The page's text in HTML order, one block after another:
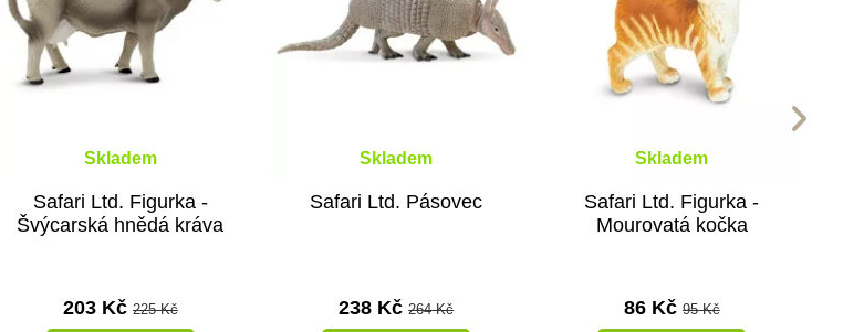
Skladem
Safari Ltd. Figurka -
Švýcarská hnědá kráva
203 Kč 225 Kč
Skladem
Safari Ltd. Pásovec
238 Kč264 Kč
Skladem
Safari Ltd. Figurka -
Mourovatá kočka
86 Kč95 Kč